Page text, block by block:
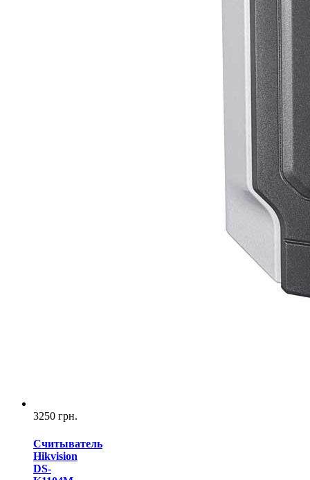
3250 грн.
Считыватель
Hikvision
DS-